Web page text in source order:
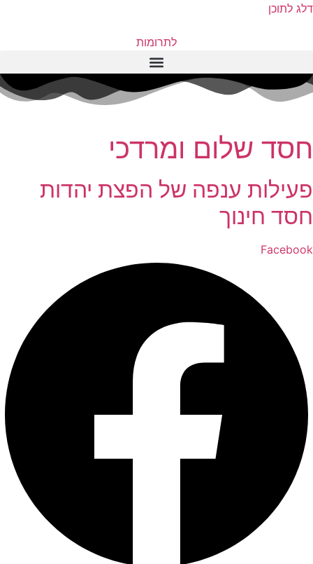
דלג לתוכן
לתרומות
חסד שלום ומרדכי
פעילות ענפה של הפצת יהדות
חסד חינוך
Facebook